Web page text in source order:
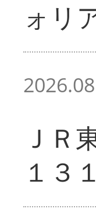
ォリ
ＪＲ
１３